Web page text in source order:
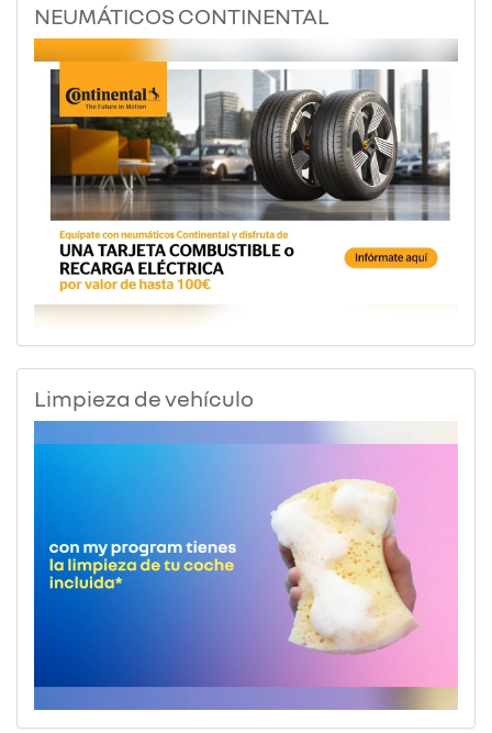
NEUMÁTICOS CONTINENTAL
Limpieza de vehículo